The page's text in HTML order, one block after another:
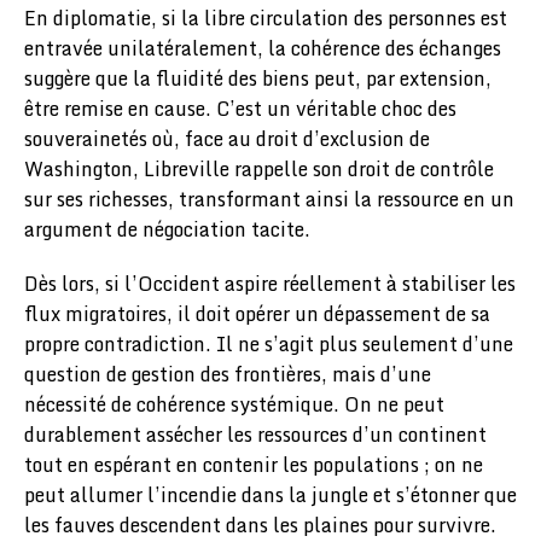
En diplomatie, si la libre circulation des personnes est
entravée unilatéralement, la cohérence des échanges
suggère que la fluidité des biens peut, par extension,
être remise en cause. C’est un véritable choc des
souverainetés où, face au droit d’exclusion de
Washington, Libreville rappelle son droit de contrôle
sur ses richesses, transformant ainsi la ressource en un
argument de négociation tacite.
​Dès lors, si l’Occident aspire réellement à stabiliser les
flux migratoires, il doit opérer un dépassement de sa
propre contradiction. Il ne s’agit plus seulement d’une
question de gestion des frontières, mais d’une
nécessité de cohérence systémique. On ne peut
durablement assécher les ressources d’un continent
tout en espérant en contenir les populations ; on ne
peut allumer l’incendie dans la jungle et s’étonner que
les fauves descendent dans les plaines pour survivre.